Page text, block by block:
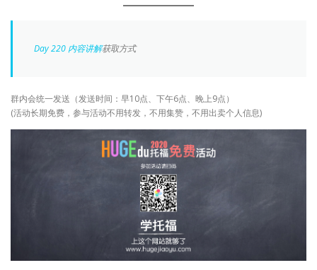
Day 220 内容讲解获取方式
群内会统一发送（发送时间：早10点、下午6点、晚上9点）
(活动长期免费，参与活动不用转发，不用集赞，不用出卖个人信息)